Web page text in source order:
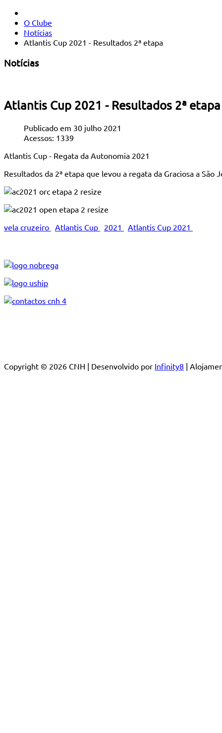
O Clube
Notícias
Atlantis Cup 2021 - Resultados 2ª etapa
Notícias
Atlantis Cup 2021 - Resultados 2ª etapa
Publicado em 30 julho 2021
Acessos: 1339
Atlantis Cup - Regata da Autonomia 2021
Resultados da 2ª etapa que levou a regata da Graciosa a São
vela cruzeiro Atlantis Cup 2021 Atlantis Cup 2021
Copyright © 2026 CNH | Desenvolvido por Infinity8 |